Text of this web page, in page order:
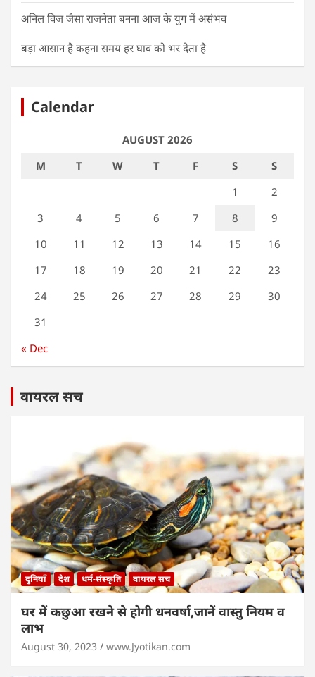
अनिल विज जैसा राजनेता बनना आज के युग में असंभव
बड़ा आसान है कहना समय हर घाव को भर देता है
Calendar
AUGUST 2026
M
T W T F S
S
1
2
3
4 5 6 7 8
9
10
11 12 13 14 15
16
17
18 19 20 21 22
23
24
25 26 27 28 29
30
31
« Dec
वायरल सच
दुनियाँ देश धर्म-संस्कृति वायरल सच
घर में कछुआ रखने से होगी धनवर्षा,जानें वास्तु नियम व
लाभ
August 30, 2023 www.Jyotikan.com